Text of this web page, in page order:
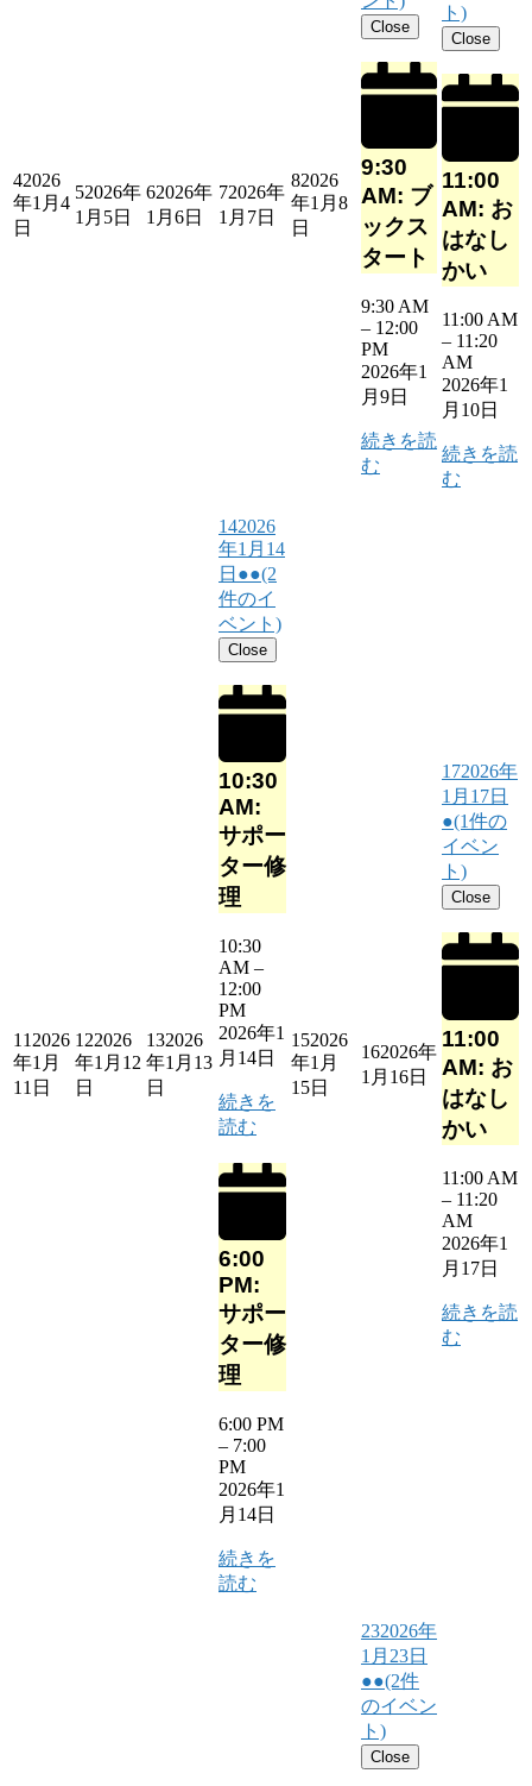
42026
年1月4
日
52026年
1月5日
62026年
1月6日
72026年
1月7日
82026
年1月8
日
Close
9:30
AM: ブ
ックス
タート
9:30 AM
– 12:00
PM
2026年1
月9日
続きを読
む
ト)
Close
11:00
AM: お
はなし
かい
11:00 AM
– 11:20
AM
2026年1
月10日
続きを読
む
112026
年1月
11日
122026
年1月12
日
132026
年1月13
日
142026
年1月14
日 ●●(2
件のイ
ベント)
Close
10:30
AM:
サポー
ター修
理
10:30
AM –
12:00
PM
2026年1
月14日
続きを
読む
6:00
PM:
サポー
ター修
理
6:00 PM
– 7:00
PM
2026年1
月14日
続きを
読む
152026
年1月
15日
162026年
1月16日
172026年
1月17日
●(1件の
イベン
ト)
Close
11:00
AM: お
はなし
かい
11:00 AM
– 11:20
AM
2026年1
月17日
続きを読
む
232026年
1月23日
●●(2件
のイベン
ト)
Close